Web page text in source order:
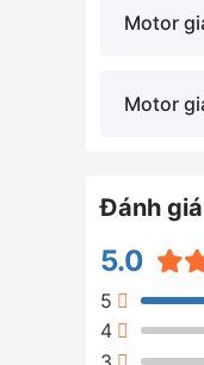
Chi
Motor
chính:
Động
Motor
Motor
Đánh
5.0
5
4